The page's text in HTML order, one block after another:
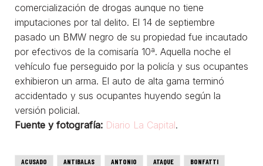
comercialización de drogas aunque no tiene
imputaciones por tal delito. El 14 de septiembre
pasado un BMW negro de su propiedad fue incautado
por efectivos de la comisaría 10ª. Aquella noche el
vehículo fue perseguido por la policía y sus ocupantes
exhibieron un arma. El auto de alta gama terminó
accidentado y sus ocupantes huyendo según la
versión policial.
Fuente y fotografía: Diario La Capital.
ACUSADO ANTIBALAS ANTONIO ATAQUE
BONFATTI